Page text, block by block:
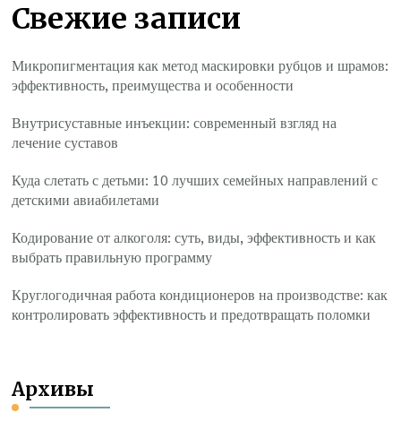
Свежие записи
Микропигментация как метод маскировки рубцов и шрамов:
эффективность, преимущества и особенности
Внутрисуставные инъекции: современный взгляд на
лечение суставов
Куда слетать с детьми: 10 лучших семейных направлений с
детскими авиабилетами
Кодирование от алкоголя: суть, виды, эффективность и как
выбрать правильную программу
Круглогодичная работа кондиционеров на производстве: как
контролировать эффективность и предотвращать поломки
Архивы